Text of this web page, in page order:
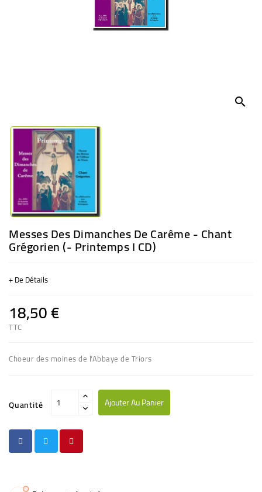
search
Messes Des Dimanches De Carême - Chant
Grégorien (- Printemps I CD)
+ De Détails
18,50 €
TTC
Choeur des moines de l'Abbaye de Triors
Quantité Ajouter Au Panier